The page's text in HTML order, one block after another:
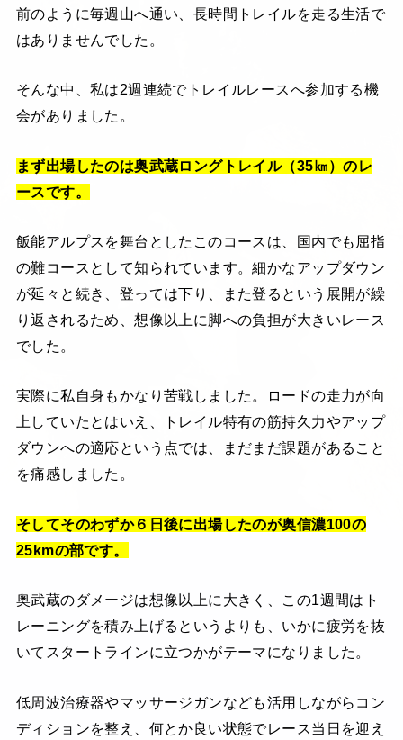
前のように毎週山へ通い、長時間トレイルを走る生活で
はありませんでした。
そんな中、私は2週連続でトレイルレースへ参加する機
会がありました。
まず出場したのは奥武蔵ロングトレイル（35㎞）のレ
ースです。
飯能アルプスを舞台としたこのコースは、国内でも屈指
の難コースとして知られています。細かなアップダウン
が延々と続き、登っては下り、また登るという展開が繰
り返されるため、想像以上に脚への負担が大きいレース
でした。
実際に私自身もかなり苦戦しました。ロードの走力が向
上していたとはいえ、トレイル特有の筋持久力やアップ
ダウンへの適応という点では、まだまだ課題があること
を痛感しました。
そしてそのわずか６日後に出場したのが奥信濃100の
25kmの部です。
奥武蔵のダメージは想像以上に大きく、この1週間はト
レーニングを積み上げるというよりも、いかに疲労を抜
いてスタートラインに立つかがテーマになりました。
低周波治療器やマッサージガンなども活用しながらコン
ディションを整え、何とか良い状態でレース当日を迎え